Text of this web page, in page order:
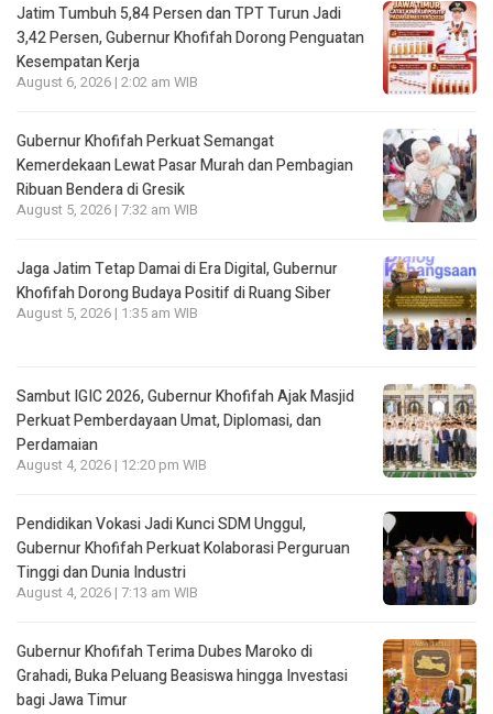
Jatim Tumbuh 5,84 Persen dan TPT Turun Jadi
3,42 Persen, Gubernur Khofifah Dorong Penguatan
Kesempatan Kerja
August 6, 2026 | 2:02 am WIB
Gubernur Khofifah Perkuat Semangat
Kemerdekaan Lewat Pasar Murah dan Pembagian
Ribuan Bendera di Gresik
August 5, 2026 | 7:32 am WIB
Jaga Jatim Tetap Damai di Era Digital, Gubernur
Khofifah Dorong Budaya Positif di Ruang Siber
August 5, 2026 | 1:35 am WIB
Sambut IGIC 2026, Gubernur Khofifah Ajak Masjid
Perkuat Pemberdayaan Umat, Diplomasi, dan
Perdamaian
August 4, 2026 | 12:20 pm WIB
Pendidikan Vokasi Jadi Kunci SDM Unggul,
Gubernur Khofifah Perkuat Kolaborasi Perguruan
Tinggi dan Dunia Industri
August 4, 2026 | 7:13 am WIB
Gubernur Khofifah Terima Dubes Maroko di
Grahadi, Buka Peluang Beasiswa hingga Investasi
bagi Jawa Timur